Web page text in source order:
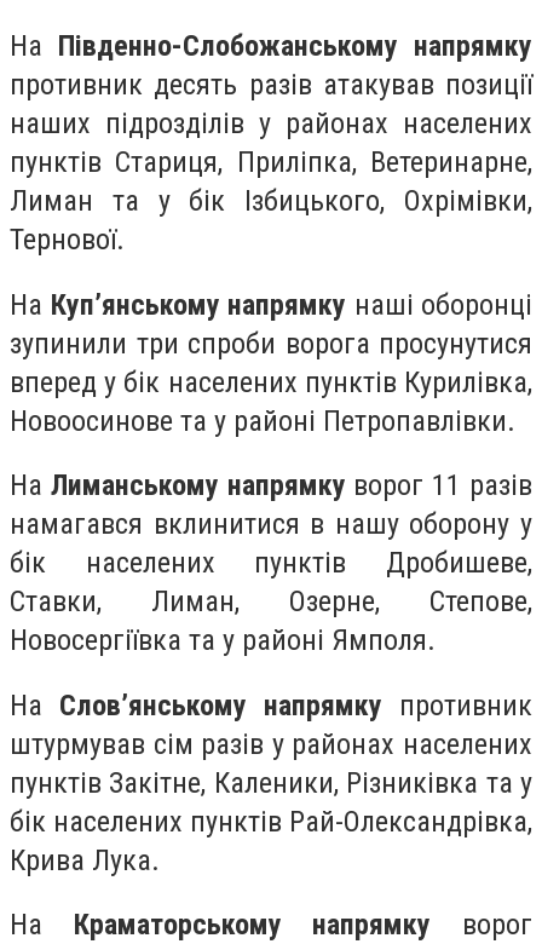
На Південно-Слобожанському напрямку
противник десять разів атакував позиції
наших підрозділів у районах населених
пунктів Стариця, Приліпка, Ветеринарне,
Лиман та у бік Ізбицького, Охрімівки,
Тернової.
На Куп’янському напрямку наші оборонці
зупинили три спроби ворога просунутися
вперед у бік населених пунктів Курилівка,
Новоосинове та у районі Петропавлівки.
На Лиманському напрямку ворог 11 разів
намагався вклинитися в нашу оборону у
бік населених пунктів Дробишеве,
Ставки, Лиман, Озерне, Степове,
Новосергіївка та у районі Ямполя.
На Слов’янському напрямку противник
штурмував сім разів у районах населених
пунктів Закітне, Каленики, Різниківка та у
бік населених пунктів Рай-Олександрівка,
Крива Лука.
На Краматорському напрямку ворог